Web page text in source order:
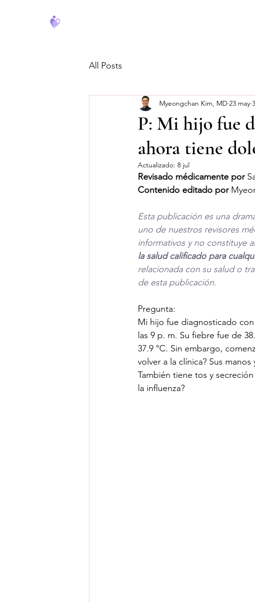
All Posts
P: Mi hijo fue
ahora tiene
Myeongchan Kim, MD 23 may
Actualizado: 8 jul
Revisado médicamente por
Contenido editado por
Esta publicación es una
uno de nuestros revisores
informativos y no constituye
la salud calificado para
relacionada con su salud o
de esta publicación.
Pregunta:
Mi hijo fue diagnosticado
las 9 p. m. Su fiebre fue de
37.9 °C. Sin embargo,
volver a la clínica? Sus
También tiene tos y
la influenza?